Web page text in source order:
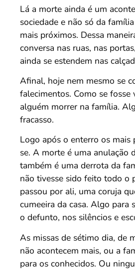
Lá a morte ainda é um
sociedade e não só da
mais próximos. Dessa
conversa nas ruas, nas
ainda se estendem nas
Afinal, hoje nem mesmo se
falecimentos. Como se fosse
alguém morrer na família.
fracasso.
Logo após o enterro os mais
se. A morte é uma anulação
também é uma derrota da
não tivesse sido feito todo o
passou por ali, uma coruja
cumeeira da casa. Algo para
o defunto, nos silêncios e
As missas de sétimo dia, de
não acontecem mais, ou a
para os conhecidos. Ou